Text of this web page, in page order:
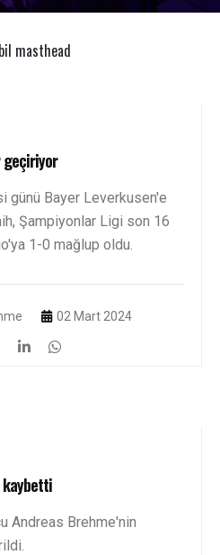
geçiriyor
günü Bayer Leverkusen'e
Şampiyonlar Ligi son 16
1-0 mağlup oldu.
02 Mart 2024
kaybetti
Andreas Brehme'nin